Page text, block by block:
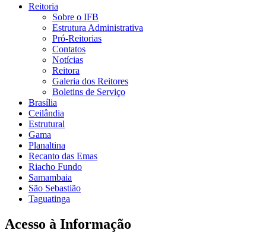
Reitoria
Sobre o IFB
Estrutura Administrativa
Pró-Reitorias
Contatos
Notícias
Reitora
Galeria dos Reitores
Boletins de Serviço
Brasília
Ceilândia
Estrutural
Gama
Planaltina
Recanto das Emas
Riacho Fundo
Samambaia
São Sebastião
Taguatinga
Acesso à Informação